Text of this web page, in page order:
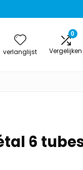
verlanglijst
0
Vergelijken
6